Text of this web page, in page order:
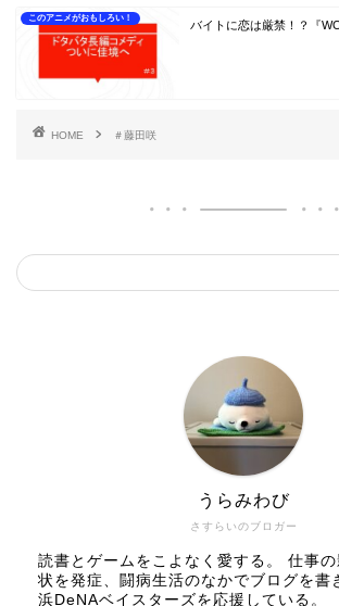
このアニメがおもしろい！
バイトに恋は厳禁！？『
HOME ＃藤田咲
さすらいのブロガー
うらみわび
読書とゲームをこよなく愛する。 仕事
状を発症、闘病生活のなかでブログを書
浜DeNAベイスターズを応援している。